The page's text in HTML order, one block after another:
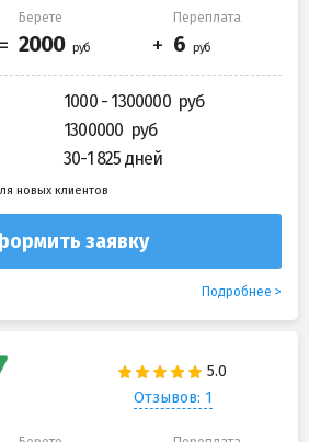
Берете Переплата
1000 - 1300000
1300000
30-1 825 дней
новых клиентов
заявку
Подробнее
Отзывов: 1